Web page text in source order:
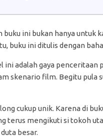
ini bukan hanya untuk
buku ini ditulis dengan
ini adalah gaya penceritaan
skenario film. Begitu pula
cukup unik. Karena di
terus mengikuti si tokoh
besar.